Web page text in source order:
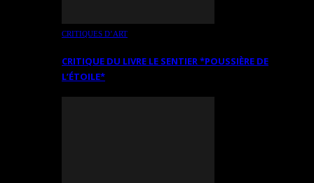
CRITIQUES D’ART
CRITIQUE DU LIVRE LE SENTIER *POUSSIÈRE DE
L’ÉTOILE*